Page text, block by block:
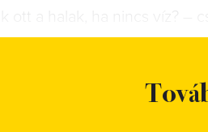
ott a halak, ha nincs víz? –